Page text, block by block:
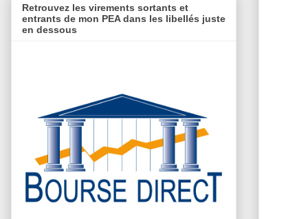
Retrouvez les virements sortants et
entrants de mon PEA dans les libellés juste
en dessous